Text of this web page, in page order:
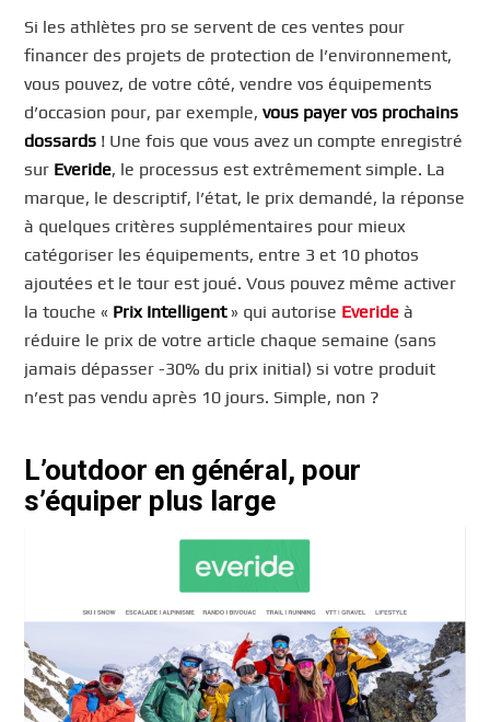
Si les athlètes pro se servent de ces ventes pour
financer des projets de protection de l’environnement,
vous pouvez, de votre côté, vendre vos équipements
d’occasion pour, par exemple,vous payer vos prochains
dossards ! Une fois que vous avez un compte enregistré
sur Everide, le processus est extrêmement simple. La
marque, le descriptif, l’état, le prix demandé, la réponse
à quelques critères supplémentaires pour mieux
catégoriser les équipements, entre 3 et 10 photos
ajoutées et le tour est joué. Vous pouvez même activer
la touche « Prix Intelligent» qui autorise Everide à
réduire le prix de votre article chaque semaine (sans
jamais dépasser -30% du prix initial) si votre produit
n’est pas vendu après 10 jours. Simple, non ?
L’outdoor en général, pour
s’équiper plus large